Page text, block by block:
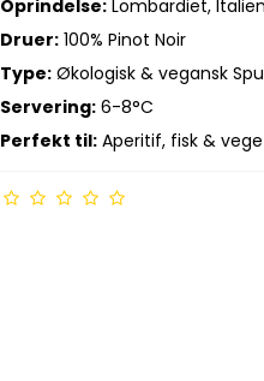
Oprindelse: Lombardiet, Italien
Druer: 100% Pinot Noir
Type: Økologisk & vegansk
Servering: 6-8°C
Perfekt til: Aperitif, fisk &